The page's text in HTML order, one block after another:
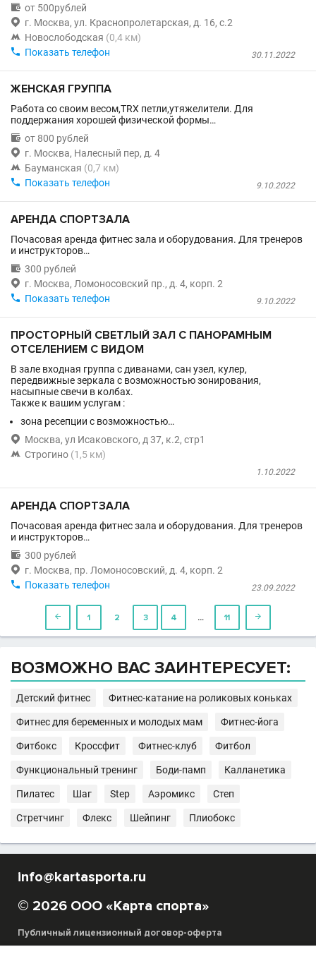
 от 500рублей
 г. Москва, ул. Краснопролетарская, д. 16, с.2
 Новослободская (0,4 км)
30.11.2022
 Показать телефон
ЖЕНСКАЯ ГРУППА
Работа со своим весом,TRX петли,утяжелители. Для
поддержания хорошей физической формы…
 от 800 рублей
 г. Москва, Налесный пер, д. 4
 Бауманская (0,7 км)
9.10.2022
 Показать телефон
АРЕНДА СПОРТЗАЛА
Почасовая аренда фитнес зала и оборудования. Для тренеров
и инструкторов…
 300 рублей
 г. Москва, Ломоносовский пр., д. 4, корп. 2
9.10.2022
 Показать телефон
ПРОСТОРНЫЙ СВЕТЛЫЙ ЗАЛ С ПАНОРАМНЫМ
ОТСЕЛЕНИЕМ С ВИДОМ
В зале входная группа с диванами, сан узел, кулер,
передвижные зеркала с возможностью зонирования,
насыпные свечи в колбах.
Также к вашим услугам :
зона ресепции с возможностью…
 Москва, ул Исаковского, д 37, к.2, стр1
 Строгино (1,5 км)
1.10.2022
АРЕНДА СПОРТЗАЛА
Почасовая аренда фитнес зала и оборудования. Для тренеров
и инструкторов…
 300 рублей
 г. Москва, пр. Ломоносовский, д. 4, корп. 2
23.09.2022
 Показать телефон
 1 2 3 4 … 11 
ВОЗМОЖНО ВАС ЗАИНТЕРЕСУЕТ:
Детский фитнес Фитнес-катание на роликовых коньках
Фитнес для беременных и молодых мам Фитнес-йога
Фитбокс Кроссфит Фитнес-клуб Фитбол
Функциональный тренинг Боди-памп Калланетика
Пилатес Шаг Step Аэромикс Степ
Стретчинг Флекс Шейпинг Плиобокс
info@kartasporta.ru
© 2026 ООО «Карта спорта»
Публичный лицензионный договор-оферта